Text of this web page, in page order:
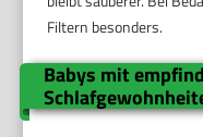
Filtern besonders.
Babys mit